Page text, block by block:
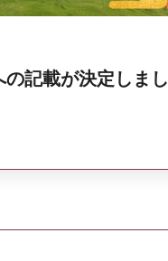
の記載が決定しまし